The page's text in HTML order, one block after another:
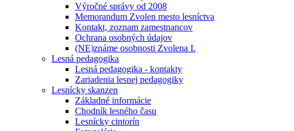
Výročné správy od 2008
Memorandum Zvolen mesto lesníctva
Kontakt, zoznam zamestnancov
Ochrana osobných údajov
(NE)známe osobnosti Zvolena I.
Lesná pedagogika
Lesná pedagogika - kontakty
Zariadenia lesnej pedagogiky
Lesnícky skanzen
Základné informácie
Chodník lesného času
Lesnícky cintorín